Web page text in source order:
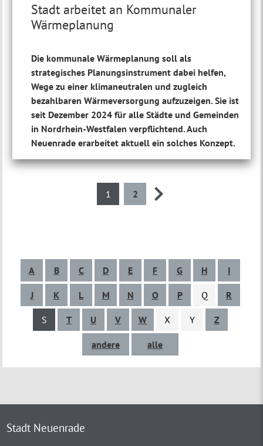
Stadt arbeitet an Kommunaler
Wärmeplanung
Die kommunale Wärmeplanung soll als
strategisches Planungsinstrument dabei helfen,
Wege zu einer klimaneutralen und zugleich
bezahlbaren Wärmeversorgung aufzuzeigen. Sie ist
seit Dezember 2024 für alle Städte und Gemeinden
in Nordrhein-Westfalen verpflichtend. Auch
Neuenrade erarbeitet aktuell ein solches Konzept.
1 2
alle
A B C D E F G H I
J K L M N O P Q R
S T U V W X Y Z
andere
Stadt Neuenrade